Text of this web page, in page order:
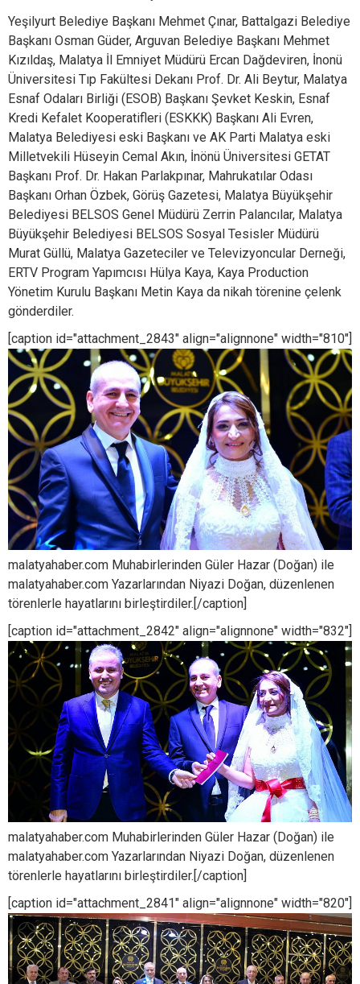
Yeşilyurt Belediye Başkanı Mehmet Çınar, Battalgazi Belediye
Başkanı Osman Güder, Arguvan Belediye Başkanı Mehmet
Kızıldaş, Malatya İl Emniyet Müdürü Ercan Dağdeviren, İnonü
Üniversitesi Tıp Fakültesi Dekanı Prof. Dr. Ali Beytur, Malatya
Esnaf Odaları Birliği (ESOB) Başkanı Şevket Keskin, Esnaf
Kredi Kefalet Kooperatifleri (ESKKK) Başkanı Ali Evren,
Malatya Belediyesi eski Başkanı ve AK Parti Malatya eski
Milletvekili Hüseyin Cemal Akın, İnönü Üniversitesi GETAT
Başkanı Prof. Dr. Hakan Parlakpınar, Mahrukatılar Odası
Başkanı Orhan Özbek, Görüş Gazetesi, Malatya Büyükşehir
Belediyesi BELSOS Genel Müdürü Zerrin Palancılar, Malatya
Büyükşehir Belediyesi BELSOS Sosyal Tesisler Müdürü
Murat Güllü, Malatya Gazeteciler ve Televizyoncular Derneği,
ERTV Program Yapımcısı Hülya Kaya, Kaya Production
Yönetim Kurulu Başkanı Metin Kaya da nikah törenine çelenk
gönderdiler.
[caption id="attachment_2843" align="alignnone" width="810"]
malatyahaber.com Muhabirlerinden Güler Hazar (Doğan) ile
malatyahaber.com Yazarlarından Niyazi Doğan, düzenlenen
törenlerle hayatlarını birleştirdiler.[/caption]
[caption id="attachment_2842" align="alignnone" width="832"]
malatyahaber.com Muhabirlerinden Güler Hazar (Doğan) ile
malatyahaber.com Yazarlarından Niyazi Doğan, düzenlenen
törenlerle hayatlarını birleştirdiler.[/caption]
[caption id="attachment_2841" align="alignnone" width="820"]